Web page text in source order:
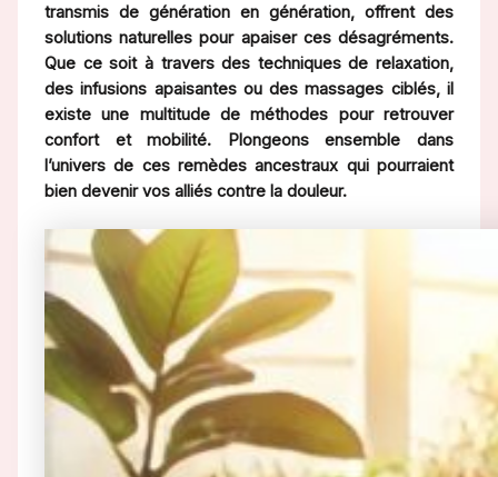
transmis de génération en génération, offrent des
solutions naturelles pour apaiser ces désagréments.
Que ce soit à travers des techniques de relaxation,
des infusions apaisantes ou des massages ciblés, il
existe une multitude de méthodes pour retrouver
confort et mobilité. Plongeons ensemble dans
l’univers de ces remèdes ancestraux qui pourraient
bien devenir vos alliés contre la douleur.